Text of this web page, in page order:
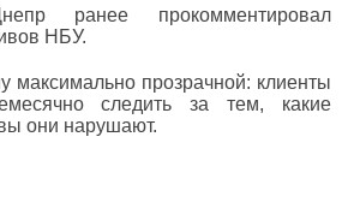
ранее прокомментировал
НБУ.
максимально прозрачной: клиенты
следить за тем, какие
они нарушают.